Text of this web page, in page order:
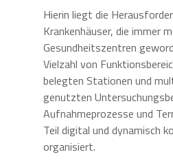
Hierin liegt die
Krankenhäuser, die immer
Gesundheitszentren
Vielzahl von
belegten Stationen und
genutzten
Aufnahmeprozesse und
Teil digital und dynamisch
organisiert.